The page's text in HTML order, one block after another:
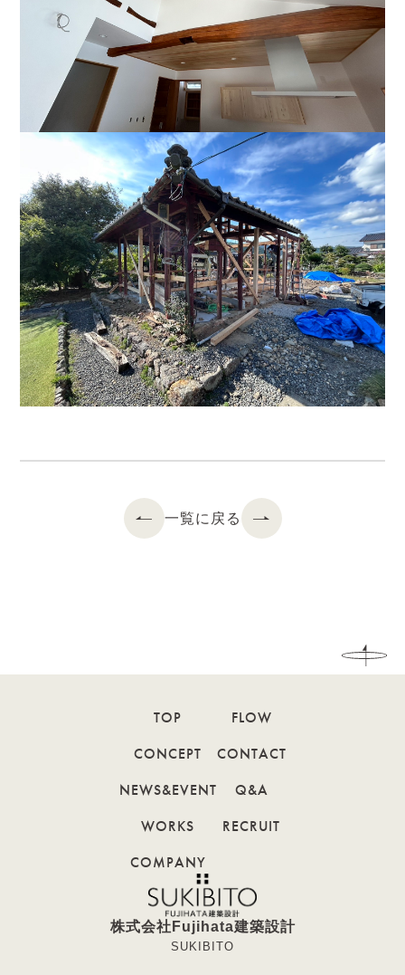
一覧に戻る
株式会社Fujihata建築設計
SUKIBITO
TOP
CONCEPT
NEWS&EVENT
WORKS
COMPANY
FLOW
CONTACT
Q&A
RECRUIT